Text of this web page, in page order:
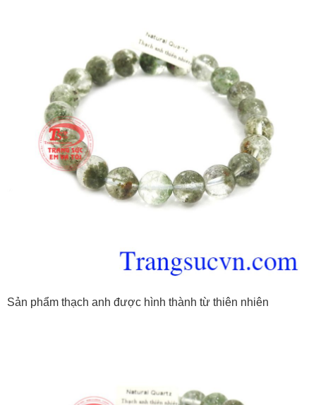
Sản phẩm thạch anh được hình thành từ thiên nhiên